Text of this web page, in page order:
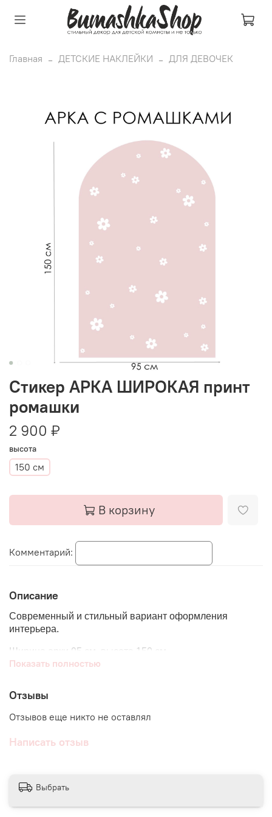
Главная ДЕТСКИЕ НАКЛЕЙКИ ДЛЯ ДЕВОЧЕК
Стикер АРКА ШИРОКАЯ принт
ромашки
2 900 ₽
Комментарий:
высота
150 см
В корзину
Описание
Современный и стильный вариант оформления
интерьера.
Ширина арки 95 см, высота 150 см
Интересно сочетаются с полками, зеркалами и другими
декоративными предметами интерьера.
либо в сочетании с другими нашими наклейками этой
Материал - виниловый стикер.
● При любом заказе мы даримПОДАРКИ
Показать полностью
Отзывы
Отзывов еще никто не оставлял
Написать отзыв
Выбрать